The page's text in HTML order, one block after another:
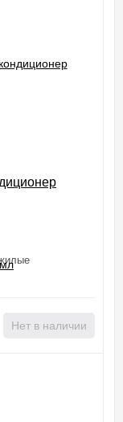
Миниатюрные),
Нет в наличии